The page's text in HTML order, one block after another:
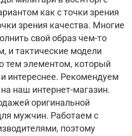
как с точки зрения
зрения качества. Многие
свой образ чем-то
и тактические модели
тем элементом, который
интереснее. Рекомендуем
наш интернет-магазин.
оригинальной
мужчин. Работаем с
поэтому